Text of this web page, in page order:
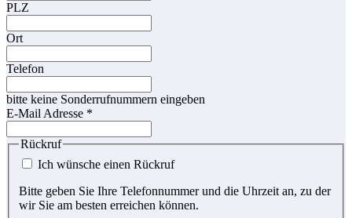
PLZ
Ort
Telefon
bitte keine Sonderrufnummern eingeben
E-Mail Adresse *
Rückruf
Ich wünsche einen Rückruf
Bitte geben Sie Ihre Telefonnummer und die Uhrzeit an, zu der
wir Sie am besten erreichen können.